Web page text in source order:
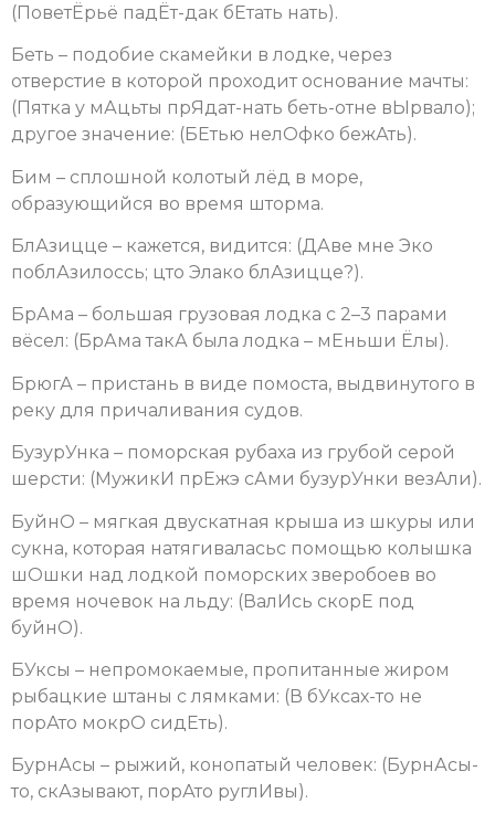
(ПоветЁрьё падЁт-дак бЕтать нать).
Беть – подобие скамейки в лодке, через
отверстие в которой проходит основание мачты:
(Пятка у мАцьты прЯдат-нать беть-отне вЫрвало);
другое значение: (БЕтью нелОфко бежАть).
Бим – сплошной колотый лёд в море,
образующийся во время шторма.
БлАзицце – кажется, видится: (ДАве мне Эко
поблАзилоссь; цто Элако блАзицце?).
БрАма – большая грузовая лодка с 2–3 парами
вёсел: (БрАма такА была лодка – мЕньши Ёлы).
БрюгА – пристань в виде помоста, выдвинутого в
реку для причаливания судов.
БузурУнка – поморская рубаха из грубой серой
шерсти: (МужикИ прЕжэ сАми бузурУнки везАли).
БуйнО – мягкая двускатная крыша из шкуры или
сукна, которая натягиваласьс помощью колышка
шОшки над лодкой поморских зверобоев во
время ночевок на льду: (ВалИсь скорЕ под
буйнО).
БУксы – непромокаемые, пропитанные жиром
рыбацкие штаны с лямками: (В бУксах-то не
порАто мокрО сидЕть).
БурнАсы – рыжий, конопатый человек: (БурнАсы-
то, скАзывают, порАто руглИвы).